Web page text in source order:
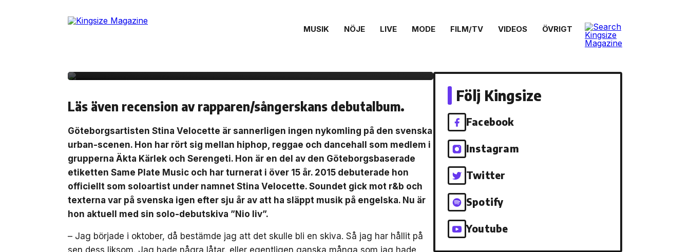
MUSIK NÖJE LIVE MODE FILM/TV VIDEOS ÖVRIGT
Läs även recension av rapparen/sångerskans debutalbum.
Göteborgsartisten Stina Velocette är sannerligen ingen nykomling på den svenska
urban-scenen. Hon har rört sig mellan hiphop, reggae och dancehall som medlem i
grupperna Äkta Kärlek och Serengeti. Hon är en del av den Göteborgsbaserade
etiketten Same Plate Music och har turnerat i över 15 år. 2015 debuterade hon
officiellt som soloartist under namnet Stina Velocette. Soundet gick mot r&b och
texterna var på svenska igen efter sju år av att ha släppt musik på engelska. Nu är
hon aktuell med sin solo-debutskiva ”Nio liv”.
– Jag började i oktober, då bestämde jag att det skulle bli en skiva. Så jag har hållit på
sen dess liksom. Jag hade några låtar, eller egentligen ganska många som jag hade
Följ Kingsize
Facebook
Instagram
Twitter
Spotify
Youtube